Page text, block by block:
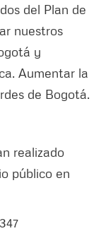
del Plan de
nuestros
y
Aumentar la
de Bogotá.
realizado
público en